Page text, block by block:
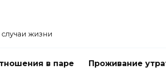
жизни
в паре Проживание